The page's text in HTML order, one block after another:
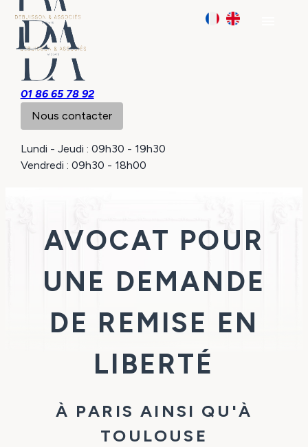
01 86 65 78 92
Nous contacter
Lundi - Jeudi : 09h30 - 19h30
Vendredi : 09h30 - 18h00
AVOCAT POUR
UNE DEMANDE
DE REMISE EN
LIBERTÉ
À PARIS AINSI QU'À
TOULOUSE
Panneau de gestion des cookies